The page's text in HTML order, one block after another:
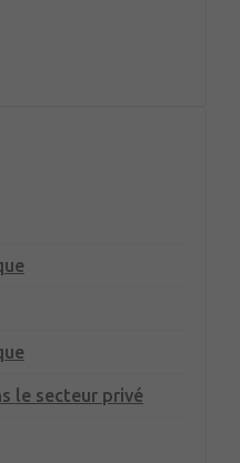
le secteur privé